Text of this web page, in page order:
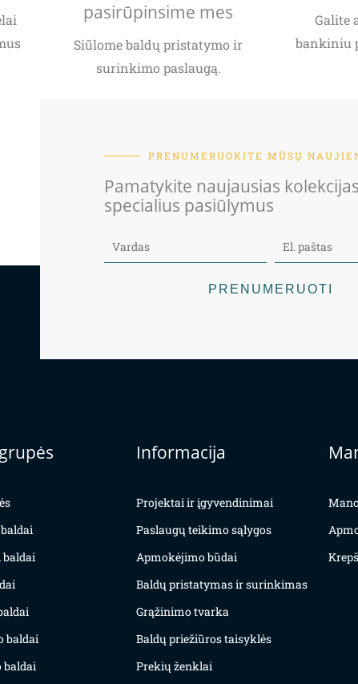
pasirūpinsime mes
Siūlome baldų pristatymo ir
surinkimo paslaugą.
Galite
bankiniu
PRENUMERUOKITE MŪSŲ
Pamatykite naujausias
specialius pasiūlymus
PRENUMERUOTI
baldai
baldai
Informacija
Projektai ir įgyvendinimai
Paslaugų teikimo sąlygos
Apmokėjimo būdai
Baldų pristatymas ir surinkimas
Grąžinimo tvarka
Baldų priežiūros taisyklės
Prekių ženklai